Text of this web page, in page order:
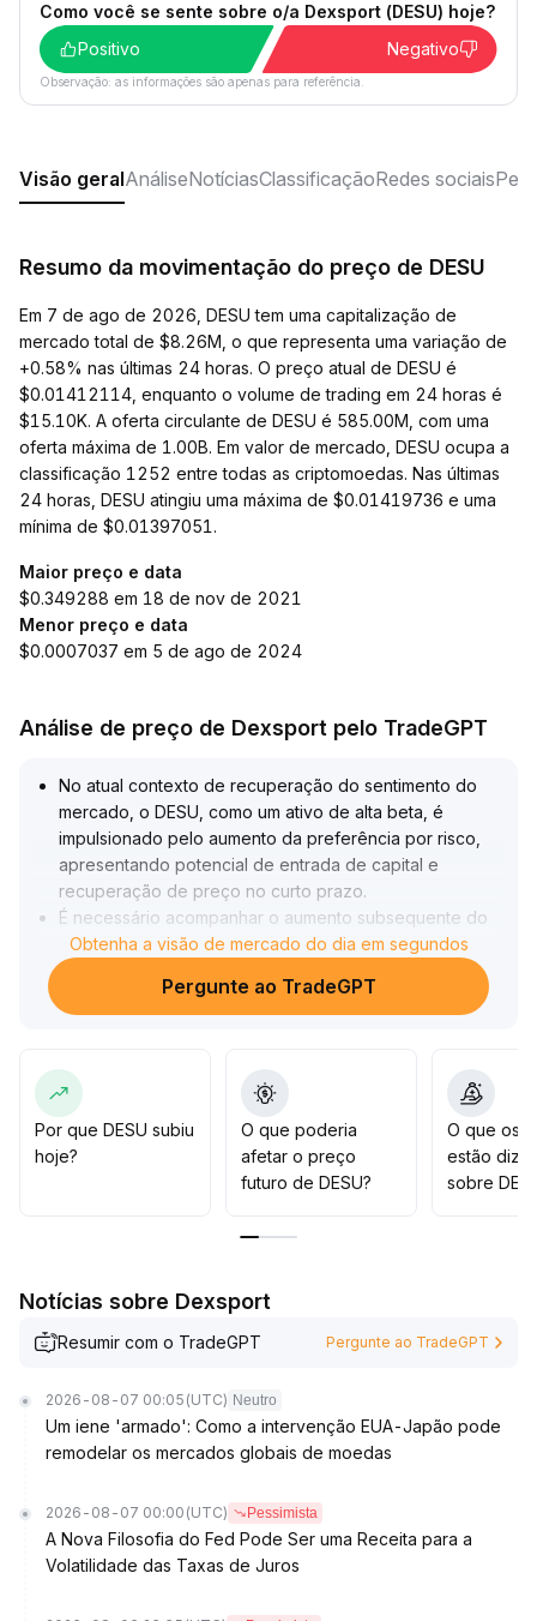
Como você se sente sobre o/a Dexsport (DESU) hoje?
Positivo
Negativo
Observação: as informações são apenas para referência.
Visão geralAnáliseNotíciasClassificaçãoRedes sociais
Resumo da movimentação do preço de DESU
Em 7 de ago de 2026, DESU tem uma capitalização de
mercado total de $8.26M, o que representa uma variação de
+0.58% nas últimas 24 horas. O preço atual de DESU é
$0.01412114, enquanto o volume de trading em 24 horas é
$15.10K. A oferta circulante de DESU é 585.00M, com uma
oferta máxima de 1.00B. Em valor de mercado, DESU ocupa a
classificação 1252 entre todas as criptomoedas. Nas últimas
24 horas, DESU atingiu uma máxima de $0.01419736 e uma
mínima de $0.01397051.
Maior preço e data
$0.349288 em 18 de nov de 2021
Menor preço e data
$0.0007037 em 5 de ago de 2024
Análise de preço de Dexsport pelo TradeGPT
No atual contexto de recuperação do sentimento do
mercado, o DESU, como um ativo de alta beta, é
impulsionado pelo aumento da preferência por risco,
apresentando potencial de entrada de capital e
recuperação de preço no curto prazo.
É necessário acompanhar o aumento subsequente do
volume de negociações e a ruptura efetiva da faixa de
consolidação anterior
Se romper a principal resistência com alto volume,
da faixa inferior, deve-se reduzir a posição e ajustar
dinamicamente a exposição ao risco
Obtenha a visão de mercado do dia em segundos
Pergunte ao TradeGPT
Por que DESU subiu
hoje?
O que poderia
afetar o preço
futuro de DESU?
O que os
estão
sobre
Notícias sobre Dexsport
Resumir com o TradeGPT Pergunte ao TradeGPT
2026-08-07 00:05 (UTC) Neutro
Um iene 'armado': Como a intervenção EUA-Japão pode
remodelar os mercados globais de moedas
2026-08-07 00:00 (UTC) Pessimista
A Nova Filosofia do Fed Pode Ser uma Receita para a
Volatilidade das Taxas de Juros